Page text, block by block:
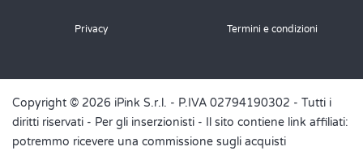
Privacy Termini e condizioni
Copyright © 2026 iPink S.r.l. - P.IVA 02794190302 - Tutti i
diritti riservati - Per gli inserzionisti - Il sito contiene link affiliati:
potremmo ricevere una commissione sugli acquisti